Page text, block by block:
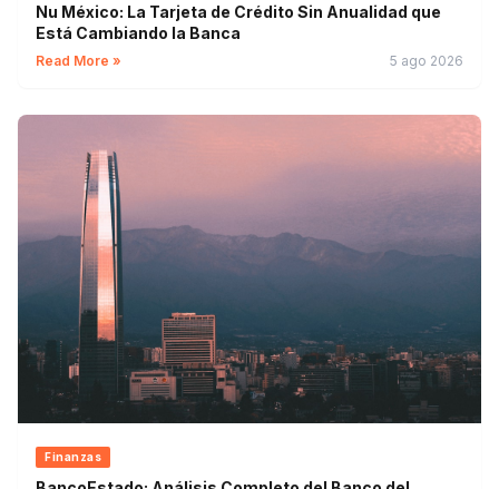
Nu México: La Tarjeta de Crédito Sin Anualidad que
Está Cambiando la Banca
Read More » 5 ago 2026
Finanzas